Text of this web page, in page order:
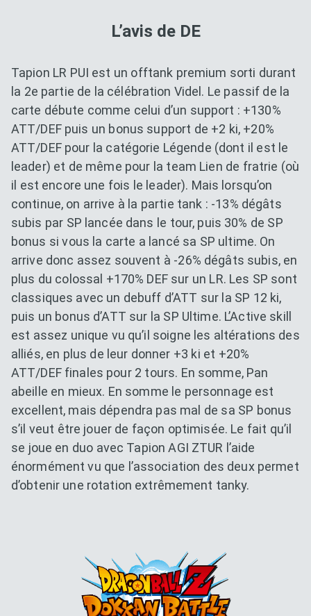
L’avis de DE
Tapion LR PUI est un offtank premium sorti durant
la 2e partie de la célébration Videl. Le passif de la
carte débute comme celui d’un support : +130%
ATT/DEF puis un bonus support de +2 ki, +20%
ATT/DEF pour la catégorie Légende (dont il est le
leader) et de même pour la team Lien de fratrie (où
il est encore une fois le leader). Mais lorsqu’on
continue, on arrive à la partie tank : -13% dégâts
subis par SP lancée dans le tour, puis 30% de SP
bonus si vous la carte a lancé sa SP ultime. On
arrive donc assez souvent à -26% dégâts subis, en
plus du colossal +170% DEF sur un LR. Les SP sont
classiques avec un debuff d’ATT sur la SP 12 ki,
puis un bonus d’ATT sur la SP Ultime. L’Active skill
est assez unique vu qu’il soigne les altérations des
alliés, en plus de leur donner +3 ki et +20%
ATT/DEF finales pour 2 tours. En somme, Pan
abeille en mieux. En somme le personnage est
excellent, mais dépendra pas mal de sa SP bonus
s’il veut être jouer de façon optimisée. Le fait qu’il
se joue en duo avec Tapion AGI ZTUR l’aide
énormément vu que l’association des deux permet
d’obtenir une rotation extrêmement tanky.
Dokkan Essentials x Dragon